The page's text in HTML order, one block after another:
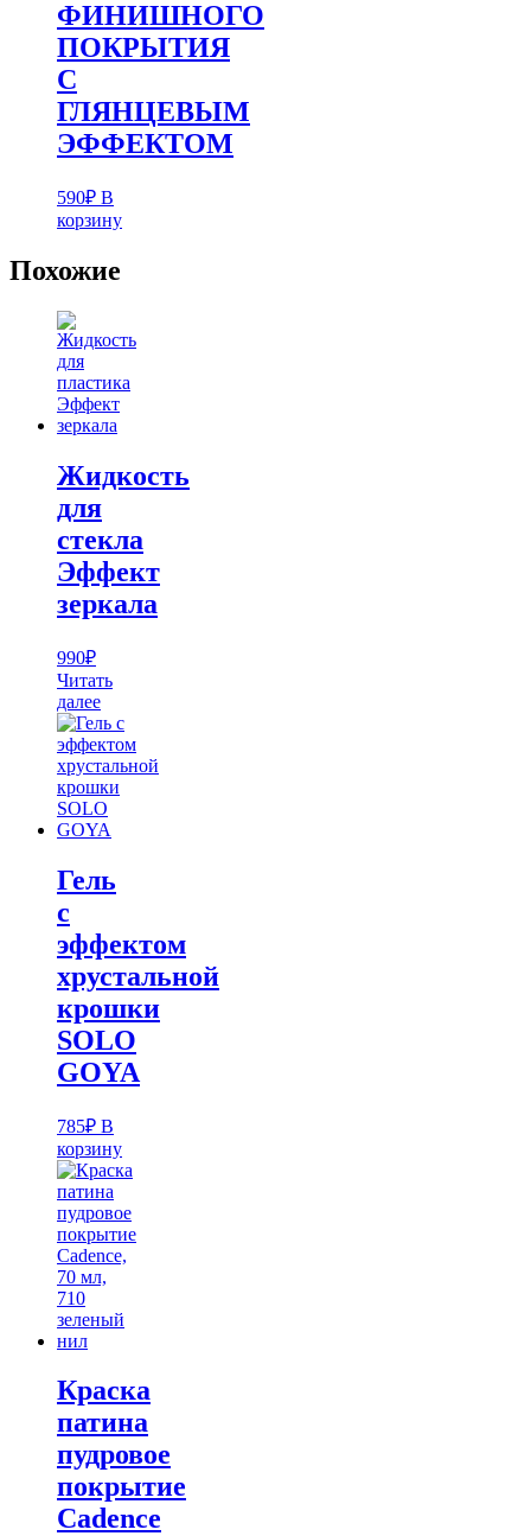
ФИНИШНОГО
ПОКРЫТИЯ
С
ГЛЯНЦЕВЫМ
ЭФФЕКТОМ
590₽ В
корзину
Похожие
Жидкость
для
стекла
Эффект
зеркала
990₽
Читать
далее
Гель
с
эффектом
хрустальной
крошки
SOLO
GOYA
785₽ В
корзину
Краска
патина
пудровое
покрытие
Cadence